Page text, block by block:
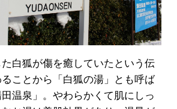
白狐が傷を癒していたという伝
ことから「白狐の湯」とも呼ば
温泉」。 やわらかくて肌にしっ